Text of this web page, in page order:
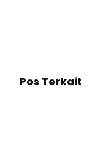
Pos Terkait